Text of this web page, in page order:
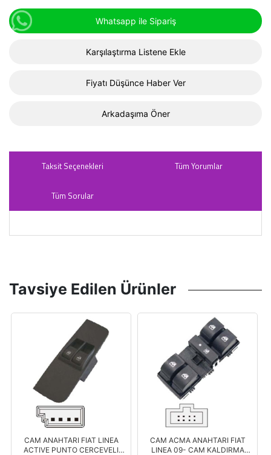
Whatsapp ile Sipariş
Karşılaştırma Listene Ekle
Fiyatı Düşünce Haber Ver
Arkadaşıma Öner
Taksit Seçenekleri Tüm Yorumlar
Tüm Sorular
Tavsiye Edilen Ürünler
CAM ANAHTARI FIAT LINEA
ACTIVE PUNTO CERCEVELI
CAM ACMA ANAHTARI FIAT
LINEA 09- CAM KALDIRMA